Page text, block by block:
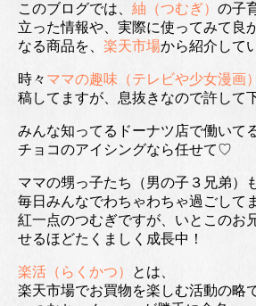
このブログでは、 紬（つむぎ） の子
立った情報や、実際に使ってみて良
なる商品を、 楽天市場から紹介して
時々 ママの趣味（テレビや少女漫画）
稿してますが、息抜きなので許して
みんな知ってるドーナツ店で働いて
チョコのアイシングなら任せて♡
ママの甥っ子たち（男の子３兄弟）
毎日みんなでわちゃわちゃ過ごして
紅一点のつむぎですが、いとこのお
せるほどたくましく成長中！
楽活（らくかつ）
とは、
楽天市場でお買物を楽しむ活動の略